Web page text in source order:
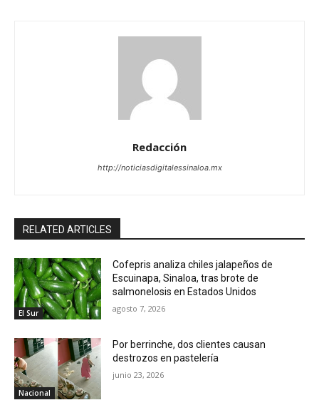
Redacción
http://noticiasdigitalessinaloa.mx
RELATED ARTICLES
El Sur
Cofepris analiza chiles jalapeños de
Escuinapa, Sinaloa, tras brote de
salmonelosis en Estados Unidos
agosto 7, 2026
Nacional
Por berrinche, dos clientes causan
destrozos en pastelería
junio 23, 2026